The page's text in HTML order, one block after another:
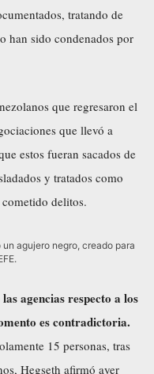
tratando de
han sido condenados por
que regresaron el
que llevó a
estos fueran sacados de
y tratados como
delitos.
agujero negro, creado para
agencias respecto a los
es contradictoria.
15 personas, tras
Hegseth afirmó ayer